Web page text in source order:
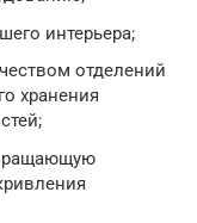
интерьера;
отделений
хранения